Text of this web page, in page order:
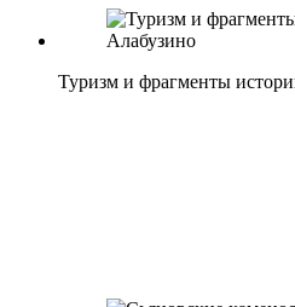
Туризм и фрагменты